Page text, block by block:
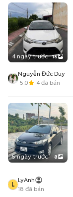
4 ngày trước 16
Nguyễn Đức Duy
5.0
4 đã bán
5 ngày trước 8
L
LyAnh
18 đã bán